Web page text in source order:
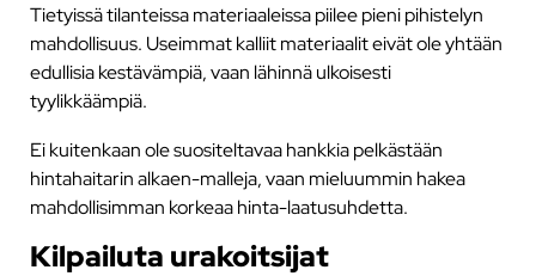
Tietyissä tilanteissa materiaaleissa piilee pieni pihistelyn
mahdollisuus. Useimmat kalliit materiaalit eivät ole yhtään
edullisia kestävämpiä, vaan lähinnä ulkoisesti
tyylikkäämpiä.
Ei kuitenkaan ole suositeltavaa hankkia pelkästään
hintahaitarin alkaen-malleja, vaan mieluummin hakea
mahdollisimman korkeaa hinta-laatusuhdetta.
Kilpailuta urakoitsijat